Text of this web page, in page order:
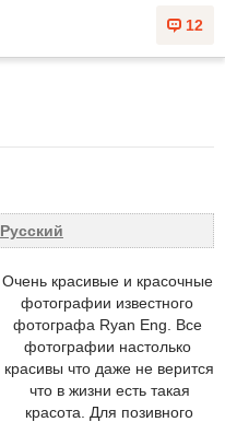
12
Русский
Очень красивые и красочные
фотографии известного
фотографа Ryan Eng. Все
фотографии настолько
красивы что даже не верится
что в жизни есть такая
красота. Для позивного